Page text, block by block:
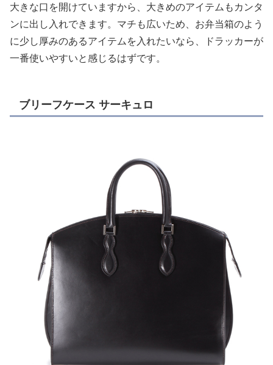
大きな口を開けていますから、大きめのアイテムもカンタ
ンに出し入れできます。マチも広いため、お弁当箱のよう
に少し厚みのあるアイテムを入れたいなら、ドラッカーが
一番使いやすいと感じるはずです。
ブリーフケース サーキュロ